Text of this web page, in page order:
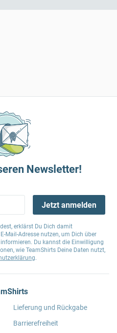
Newsletter!
Jetzt anmelden
erklärst Du Dich damit
Mail-Adresse nutzen, um Dich über
Du kannst die Einwilligung
wie TeamShirts Deine Daten nutzt,
.
Lieferung und Rückgabe
Barrierefreiheit